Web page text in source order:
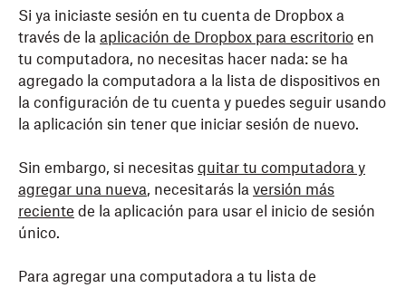
Si ya iniciaste sesión en tu cuenta de Dropbox a
través de la aplicación de Dropbox para escritorio en
tu computadora, no necesitas hacer nada: se ha
agregado la computadora a la lista de dispositivos en
la configuración de tu cuenta y puedes seguir usando
la aplicación sin tener que iniciar sesión de nuevo.
Sin embargo, si necesitas quitar tu computadora y
agregar una nueva, necesitarás la versión más
reciente de la aplicación para usar el inicio de sesión
único.
Para agregar una computadora a tu lista de